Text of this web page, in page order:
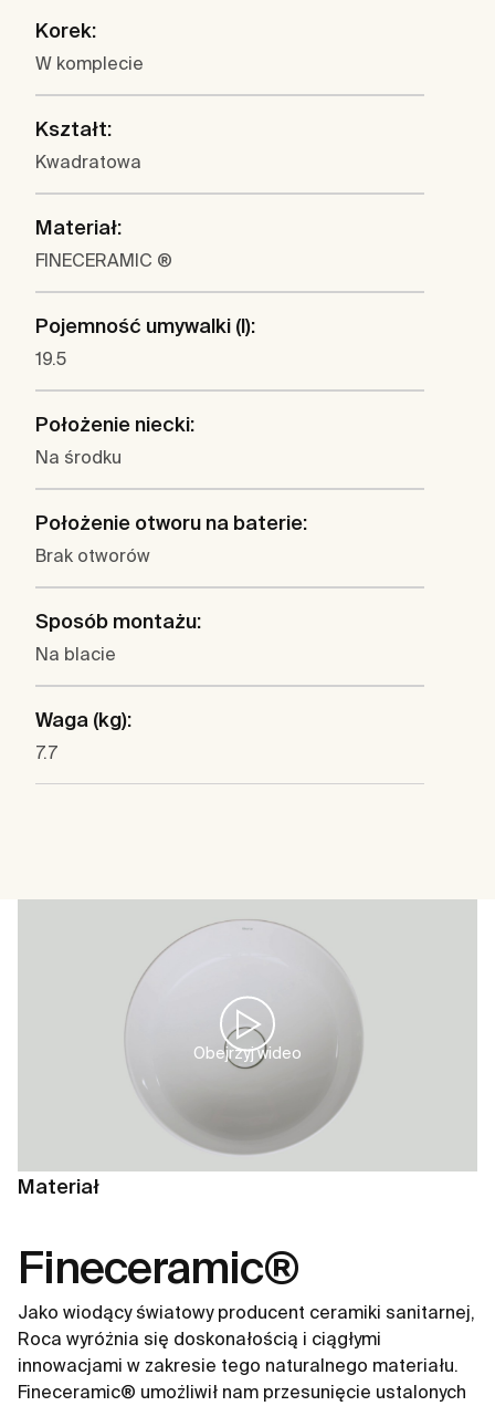
Korek:
W komplecie
Kształt:
Kwadratowa
Materiał:
FINECERAMIC ®
Pojemność umywalki (l):
19.5
Położenie niecki:
Na środku
Położenie otworu na baterie:
Brak otworów
Sposób montażu:
Na blacie
Waga (kg):
7.7
Obejrzyj wideo
Materiał
Fineceramic®
Jako wiodący światowy producent ceramiki sanitarnej,
Roca wyróżnia się doskonałością i ciągłymi
innowacjami w zakresie tego naturalnego materiału.
Fineceramic® umożliwił nam przesunięcie ustalonych